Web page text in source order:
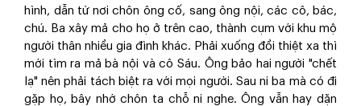
hình, dẫn từ nơi chôn ông cố, sang ông nội, các cô, bác,
chú. Ba xây mả cho họ ở trên cao, thành cụm với khu mộ
người thân nhiều gia đình khác. Phải xuống đồi thiệt xa thì
mới tìm ra mả bà nội và cô Sáu. Ông bảo hai người "chết
lạ" nên phải tách biệt ra với mọi người. Sau ni ba mà có đi
gặp họ, bây nhớ chôn ta chỗ ni nghe. Ông vẫn hay dặn